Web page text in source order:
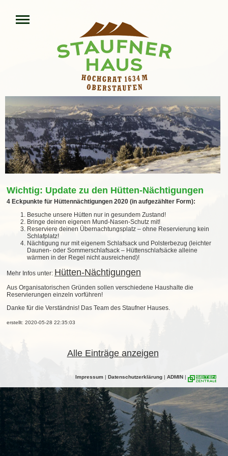
Wichtig: Update zu den Hütten-Nächtigungen
4 Eckpunkte für Hüttennächtigungen 2020 (in aufgezählter Form):
Besuche unsere Hütten nur in gesundem Zustand!
Bringe deinen eigenen Mund-Nasen-Schutz mit!
Reserviere deinen Übernachtungsplatz – ohne Reservierung kein
Schlafplatz!
Nächtigung nur mit eigenem Schlafsack und Polsterbezug (leichter
Daunen- oder Sommerschlafsack – Hüttenschlafsäcke alleine
wärmen in der Regel nicht ausreichend)!
Mehr Infos unter: Hütten-Nächtigungen
Aus Organisatorischen Gründen sollen verschiedene Haushalte die
Reservierungen einzeln vorführen!
Danke für die Verständnis! Das Team des Staufner Hauses.
erstellt: 2020-05-28 22:35:03
Alle Einträge anzeigen
Impressum | Datenschutzerklärung | ADMIN |